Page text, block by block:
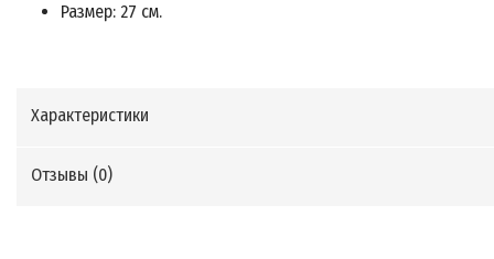
Размер: 27 cм.
Характеристики
Отзывы (0)